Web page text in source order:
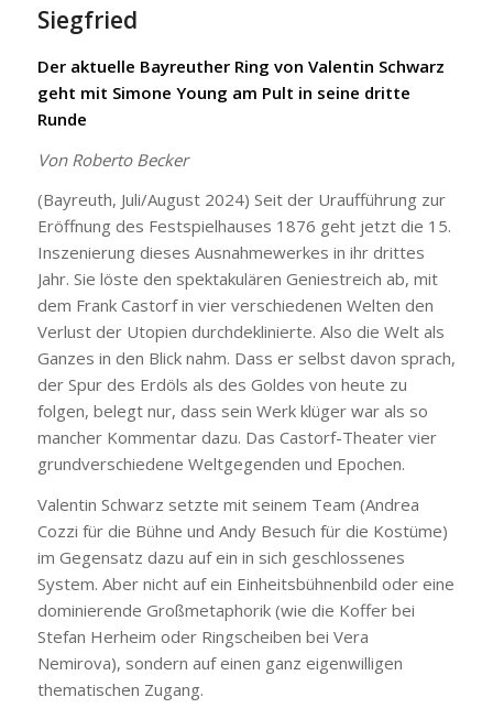
Siegfried
Der aktuelle Bayreuther Ring von Valentin Schwarz
geht mit Simone Young am Pult in seine dritte
Runde
Von Roberto Becker
(Bayreuth, Juli/August 2024) Seit der Uraufführung zur
Eröffnung des Festspielhauses 1876 geht jetzt die 15.
Inszenierung dieses Ausnahmewerkes in ihr drittes
Jahr. Sie löste den spektakulären Geniestreich ab, mit
dem Frank Castorf in vier verschiedenen Welten den
Verlust der Utopien durchdeklinierte. Also die Welt als
Ganzes in den Blick nahm. Dass er selbst davon sprach,
der Spur des Erdöls als des Goldes von heute zu
folgen, belegt nur, dass sein Werk klüger war als so
mancher Kommentar dazu. Das Castorf-Theater vier
grundverschiedene Weltgegenden und Epochen.
Valentin Schwarz setzte mit seinem Team (Andrea
Cozzi für die Bühne und Andy Besuch für die Kostüme)
im Gegensatz dazu auf ein in sich geschlossenes
System. Aber nicht auf ein Einheitsbühnenbild oder eine
dominierende Großmetaphorik (wie die Koffer bei
Stefan Herheim oder Ringscheiben bei Vera
Nemirova), sondern auf einen ganz eigenwilligen
thematischen Zugang.